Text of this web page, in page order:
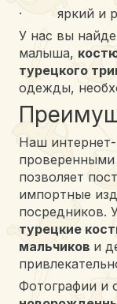
· яркий и
У нас вы
малыша,
турецкого
одежды,
Наш интернет-
позволяет
импортные
посредников.
турецкие
мальчиков и
Фотографии и